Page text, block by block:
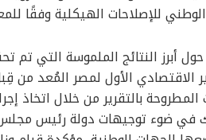
للإصلاحات الهيكلية وفقًا
أبرز النتائج الملموسة التي تم
الاقتصادي الأول لمصر المُعد من
بالتقرير من خلال اتخاذ
ضوء توجيهات دولة رئيس مجلس